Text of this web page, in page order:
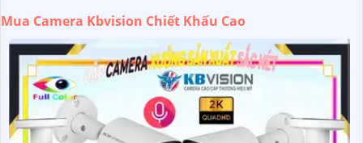
Mua Camera Kbvision Chiết Khấu Cao